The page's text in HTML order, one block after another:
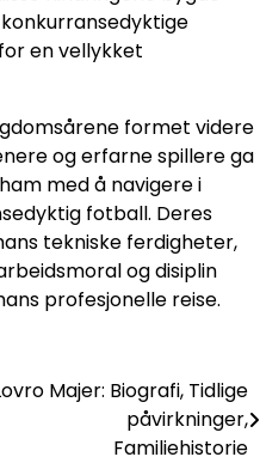
en vellykket
formet videre
og erfarne spillere ga
med å navigere i
fotball. Deres
tekniske ferdigheter,
og disiplin
profesjonelle reise.
Majer: Biografi, Tidlige
påvirkninger,
Familiehistorie